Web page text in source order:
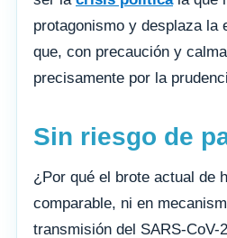
protagonismo y desplaza la
que, con precaución y
precisamente por la
Sin riesgo de
¿Por qué el brote actual de
comparable, ni en
transmisión del SARS-CoV-